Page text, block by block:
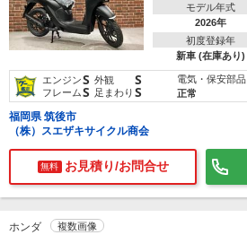
モデル年式
2026年
初度登録年
新車 (在庫あり)
エンジンS 外観 S
フレームS 足まわり S
電気・保安部品
正常
福岡県 筑後市
（株）スエザキサイクル商会
無料 お見積り/お問合せ
ホンダ 複数画像